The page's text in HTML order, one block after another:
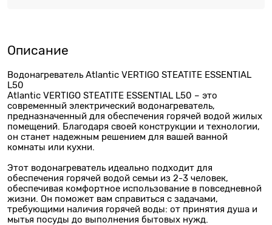
Описание
Водонагреватель Atlantic VERTIGO STEATITE ESSENTIAL
L50
Atlantic VERTIGO STEATITE ESSENTIAL L50 – это
современный электрический водонагреватель,
предназначенный для обеспечения горячей водой жилых
помещений. Благодаря своей конструкции и технологии,
он станет надежным решением для вашей ванной
комнаты или кухни.
Этот водонагреватель идеально подходит для
обеспечения горячей водой семьи из 2-3 человек,
обеспечивая комфортное использование в повседневной
жизни. Он поможет вам справиться с задачами,
требующими наличия горячей воды: от принятия душа и
мытья посуды до выполнения бытовых нужд.